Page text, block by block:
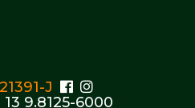
J
13 9.8125-6000